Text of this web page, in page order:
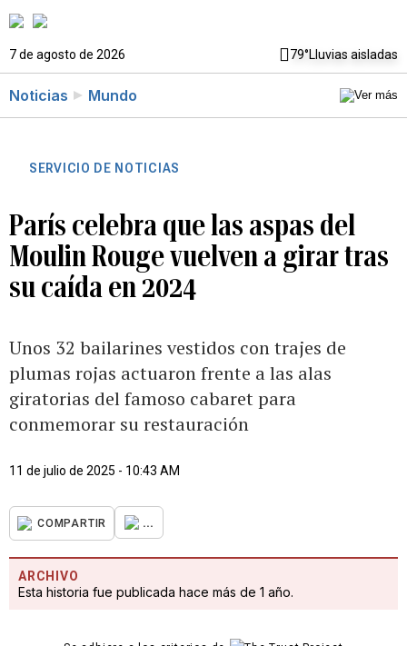
7 de agosto de 2026 79°Lluvias aisladas
Noticias Mundo
SERVICIO DE NOTICIAS
París celebra que las aspas del
Moulin Rouge vuelven a girar tras
su caída en 2024
Unos 32 bailarines vestidos con trajes de
plumas rojas actuaron frente a las alas
giratorias del famoso cabaret para
conmemorar su restauración
11 de julio de 2025 - 10:43 AM
COMPARTIR ...
ARCHIVO
Esta historia fue publicada hace más de 1 año.